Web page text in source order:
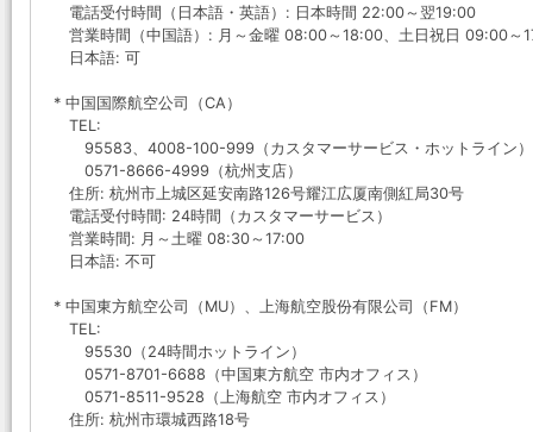
電話受付時間（日本語・英語）: 日本時間 22:00～翌19:00
営業時間（中国語）: 月～金曜 08:00～18:00、土日祝日 09:00～
日本語: 可
* 中国国際航空公司（CA）
TEL:
95583、4008-100-999（カスタマーサービス・ホットライン）
0571-8666-4999（杭州支店）
住所: 杭州市上城区延安南路126号耀江広厦南側紅局30号
電話受付時間: 24時間（カスタマーサービス）
営業時間: 月～土曜 08:30～17:00
日本語: 不可
* 中国東方航空公司（MU）、上海航空股份有限公司（FM）
TEL:
95530（24時間ホットライン）
0571-8701-6688（中国東方航空 市内オフィス）
0571-8511-9528（上海航空 市内オフィス）
住所: 杭州市環城西路18号